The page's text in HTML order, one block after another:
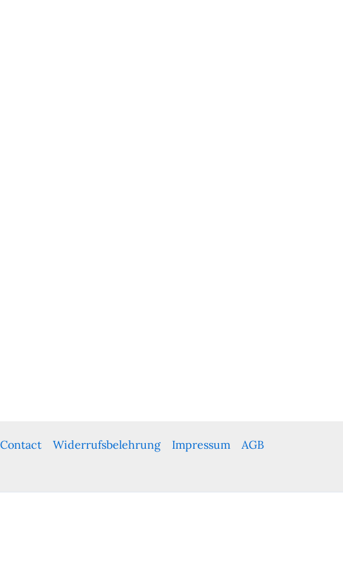
Widerrufsbelehrung Impressum
AGB